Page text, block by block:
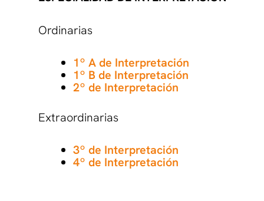
Ordinarias
1º A de Interpretación
1º B de Interpretación
2º de Interpretación
Extraordinarias
3º de Interpretación
4º de Interpretación